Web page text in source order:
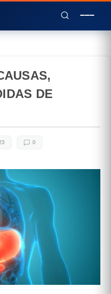
DE
0